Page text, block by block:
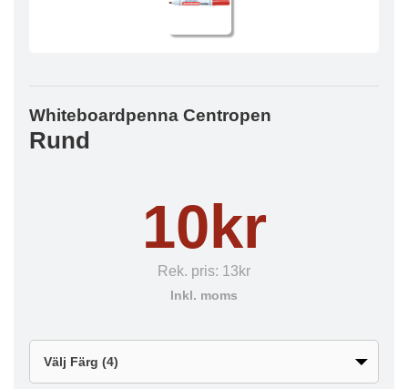
Whiteboardpenna Centropen
Rund
10kr
Rek. pris: 13kr
Inkl. moms